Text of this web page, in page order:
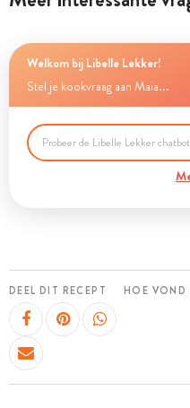
Welkom bij Libelle Lekker!
Stel je kookvraag aan Maia...
DEEL DIT RECEPT HOE VOND